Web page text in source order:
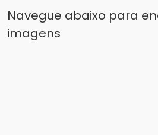
Navegue abaixo para
imagens